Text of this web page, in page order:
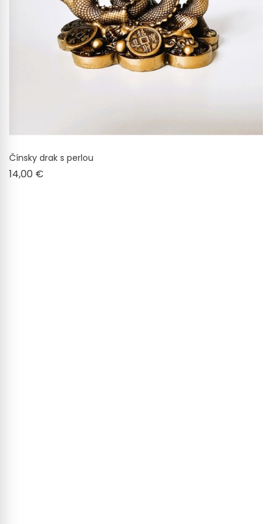
Čínsky drak s perlou
14,00 €